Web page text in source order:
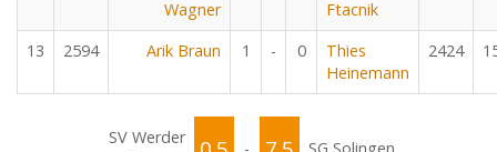
Wagner
Ftacnik
13 2594 Arik Braun 1 - 0
Thies
Heinemann
2424
SV Werder